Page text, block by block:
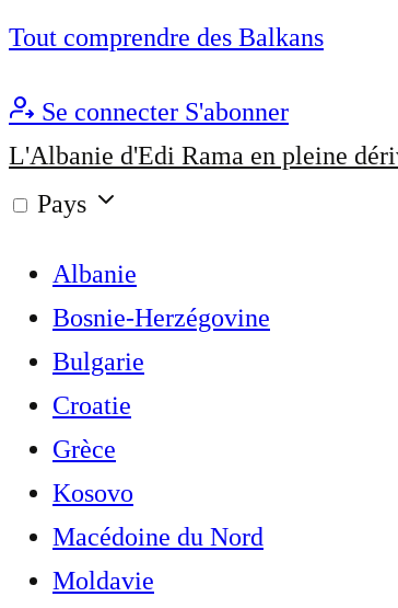
Tout comprendre des Balkans
Se connecter S'abonner
L'Albanie d'Edi Rama en pleine
Pays
Albanie
Bosnie-Herzégovine
Bulgarie
Croatie
Grèce
Kosovo
Macédoine du Nord
Moldavie